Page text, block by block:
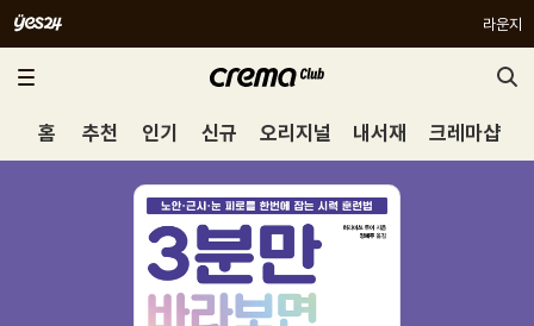
라운지
홈 추천 인기 신규 오리지널 내서재 크레마샵